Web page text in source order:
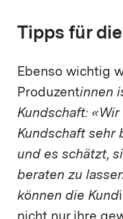
Tipps für
Ebenso wichtig
Produzentinnen
Kundschaft:
Kundschaft sehr
und es schätzt,
beraten zu
können die Kund